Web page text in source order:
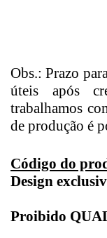
Obs.: Prazo
úteis após
trabalhamos
de produção é
Código do
Design
Proibido